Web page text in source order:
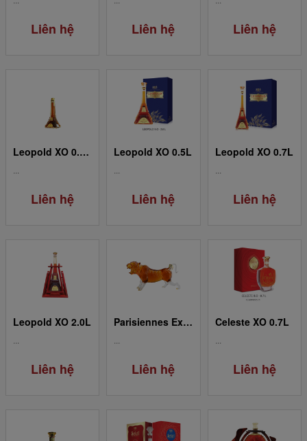
Liên hệ Liên hệ Liên hệ
Leopold XO 0.05L
Liên hệ
Leopold XO 0.5L
Liên hệ
Leopold XO 0.7L
Liên hệ
Leopold XO 2.0L
Liên hệ
Parisiennes Extra (Tiger)
Liên hệ
Celeste XO 0.7L
Liên hệ